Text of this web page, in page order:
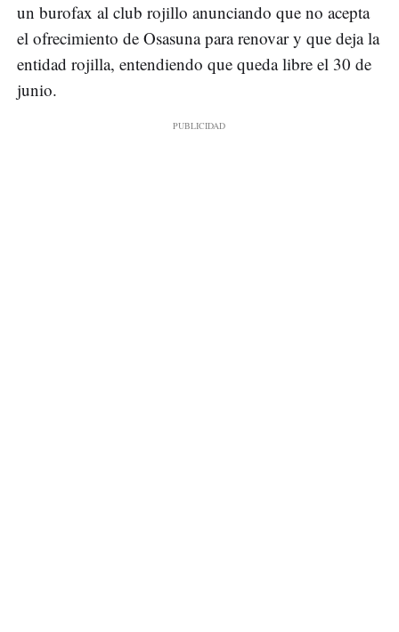
un burofax al club rojillo anunciando que no acepta
el ofrecimiento de Osasuna para renovar y que deja la
entidad rojilla, entendiendo que queda libre el 30 de
junio.